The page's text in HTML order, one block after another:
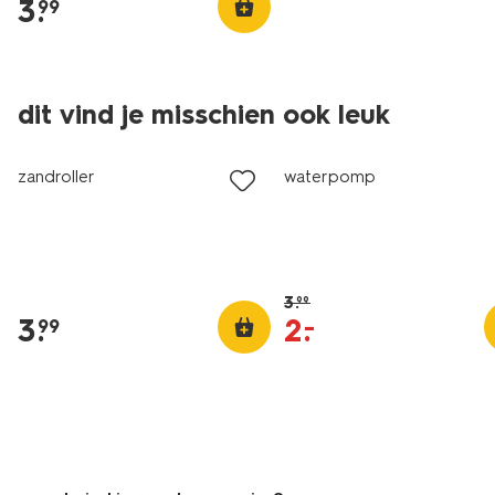
3.
99
dit vind je misschien ook leuk
zandroller
3.
99
sale
waterpomp
3.99
2.
–